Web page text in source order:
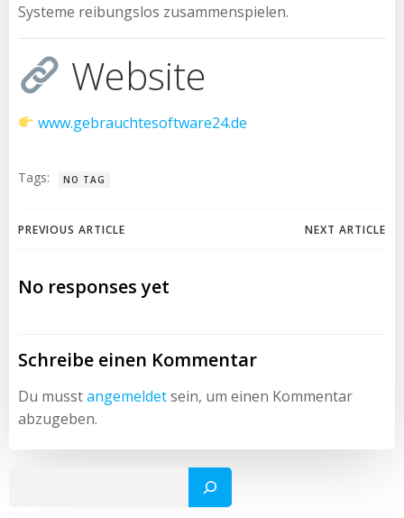
Systeme reibungslos zusammenspielen.
Website
www.gebrauchtesoftware24.de
Tags: NO TAG
Post
navigation
PREVIOUS ARTICLE NEXT ARTICLE
No responses yet
Schreibe einen Kommentar
Du musstangemeldetsein, um einen Kommentar
abzugeben.